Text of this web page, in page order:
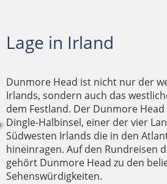
Lage in Irland
Dunmore Head ist nicht nur der
Irlands, sondern auch das
dem Festland. Der Dunmore
Dingle-Halbinsel, einer der vier
Südwesten Irlands die in den
hineinragen. Auf den Rundreisen
gehört Dunmore Head zu den
Sehenswürdigkeiten.